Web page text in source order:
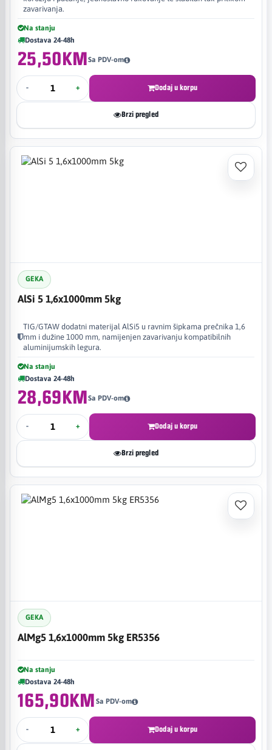
zavarivanja.
Na stanju
Dostava 24-48h
25,50KMSa PDV-om
- + Dodaj u korpu
Brzi pregled
GEKA
AlSi 5 1,6x1000mm 5kg
TIG/GTAW dodatni materijal AlSi5 u ravnim šipkama prečnika 1,6
mm i dužine 1000 mm, namijenjen zavarivanju kompatibilnih
aluminijumskih legura.
Na stanju
Dostava 24-48h
28,69KMSa PDV-om
- + Dodaj u korpu
Brzi pregled
GEKA
AlMg5 1,6x1000mm 5kg ER5356
Na stanju
Dostava 24-48h
165,90KM Sa PDV-om
- + Dodaj u korpu